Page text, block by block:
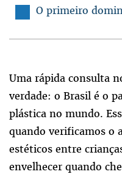
O primeiro
Uma rápida consulta
verdade: o Brasil é o
plástica no mundo.
quando verificamos o
estéticos entre
envelhecer quando